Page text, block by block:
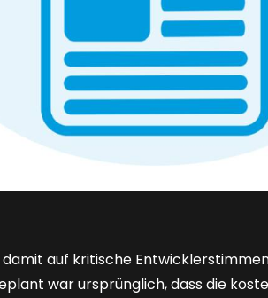
auf kritische
war ursprünglich, dass die